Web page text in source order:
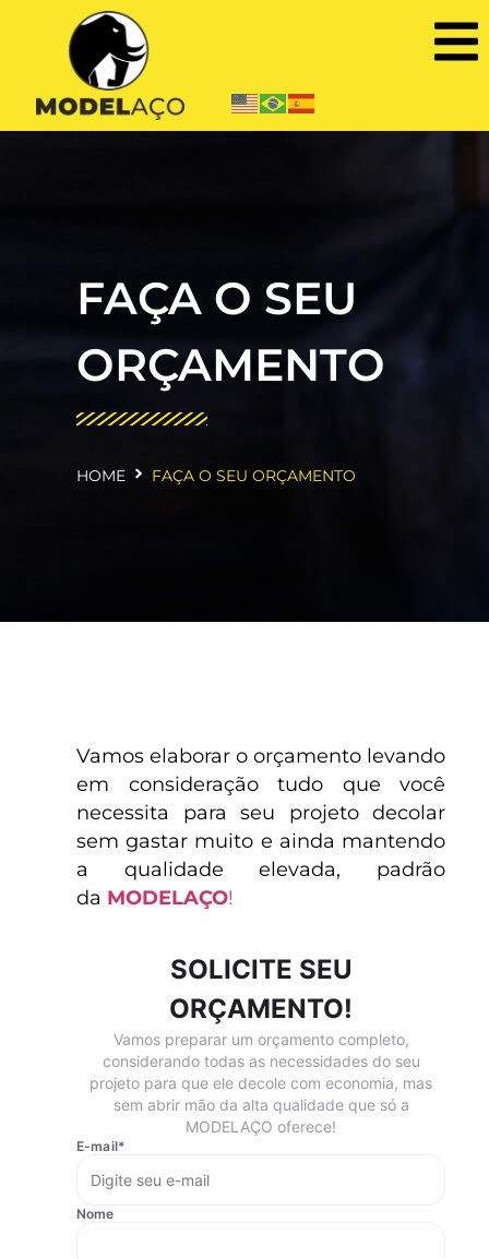
FAÇA O SEU
ORÇAMENTO
HOME FAÇA O SEU ORÇAMENTO
Vamos elaborar o orçamento levando
em consideração tudo que você
necessita para seu projeto decolar
sem gastar muito e ainda mantendo
a qualidade elevada, padrão
da MODELAÇO!
SOLICITE SEU
ORÇAMENTO!
Vamos preparar um orçamento completo,
considerando todas as necessidades do seu
projeto para que ele decole com economia, mas
sem abrir mão da alta qualidade que só a
MODELAÇO oferece!
E-mail*
Nome